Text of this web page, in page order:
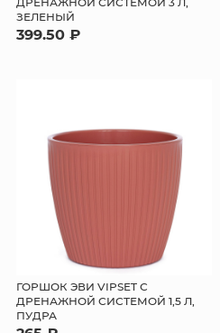
ЗЕЛЕНЫЙ
399.50 ₽
ГОРШОК ЭВИ VIPSET С
ДРЕНАЖНОЙ СИСТЕМОЙ 1,5 Л,
ПУДРА